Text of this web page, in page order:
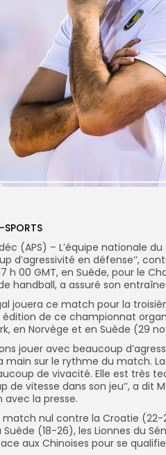
SPORTS
(APS) – L’équipe nationale
d’agressivité en défense’’,
h 00 GMT, en Suède, pour le
handball, a assuré son
jouera ce match pour la
édition de ce championnat
en Norvège et en Suède (29
jouer avec beaucoup
main sur le rythme du match.
de vivacité. Elle est très
de vitesse dans son jeu’’, a dit
avec la presse.
match nul contre la Croatie
(18-26), les Lionnes du
aux Chinoises pour se